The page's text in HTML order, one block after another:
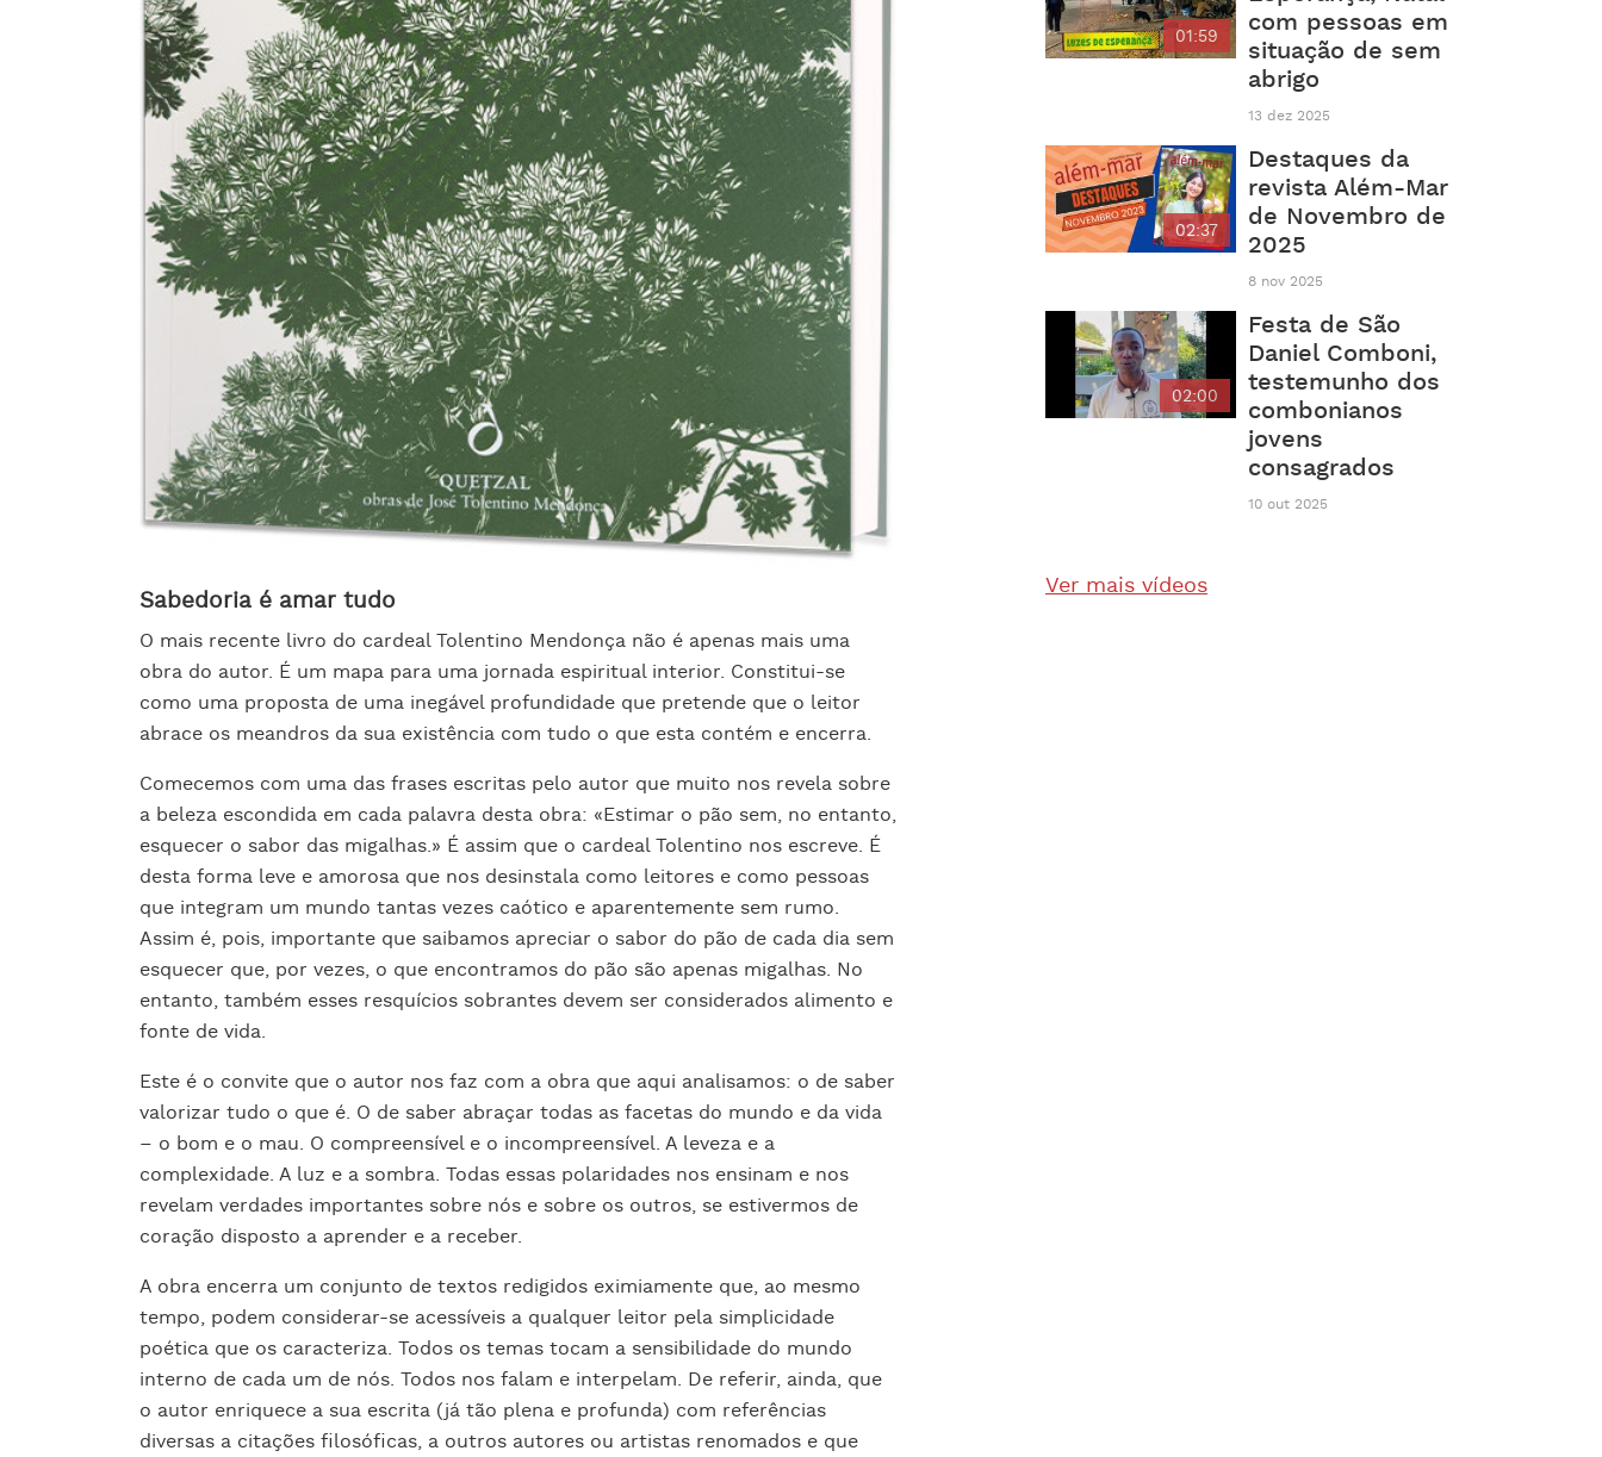
Sabedoria é amar tudo
O mais recente livro do cardeal Tolentino Mendonça não é apenas mais uma
obra do autor. É um mapa para uma jornada espiritual interior. Constitui-se
como uma proposta de uma inegável profundidade que pretende que o leitor
abrace os meandros da sua existência com tudo o que esta contém e encerra.
Comecemos com uma das frases escritas pelo autor que muito nos revela sobre
a beleza escondida em cada palavra desta obra: «Estimar o pão sem, no entanto,
esquecer o sabor das migalhas.» É assim que o cardeal Tolentino nos escreve. É
desta forma leve e amorosa que nos desinstala como leitores e como pessoas
que integram um mundo tantas vezes caótico e aparentemente sem rumo.
Assim é, pois, importante que saibamos apreciar o sabor do pão de cada dia sem
esquecer que, por vezes, o que encontramos do pão são apenas migalhas. No
entanto, também esses resquícios sobrantes devem ser considerados alimento e
fonte de vida.
Este é o convite que o autor nos faz com a obra que aqui analisamos: o de saber
valorizar tudo o que é. O de saber abraçar todas as facetas do mundo e da vida
– o bom e o mau. O compreensível e o incompreensível. A leveza e a
complexidade. A luz e a sombra. Todas essas polaridades nos ensinam e nos
revelam verdades importantes sobre nós e sobre os outros, se estivermos de
coração disposto a aprender e a receber.
A obra encerra um conjunto de textos redigidos eximiamente que, ao mesmo
tempo, podem considerar-se acessíveis a qualquer leitor pela simplicidade
poética que os caracteriza. Todos os temas tocam a sensibilidade do mundo
interno de cada um de nós. Todos nos falam e interpelam. De referir, ainda, que
o autor enriquece a sua escrita (já tão plena e profunda) com referências
diversas a citações filosóficas, a outros autores ou artistas renomados e que
01:59
com pessoas em
situação de sem
abrigo
13 dez 2025
02:37
Destaques da
revista Além-Mar
de Novembro de
2025
8 nov 2025
02:00
Festa de São
Daniel Comboni,
testemunho dos
combonianos
jovens
consagrados
10 out 2025
Ver mais vídeos